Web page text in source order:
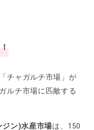
チャガルチ市場」が
ルチ市場に匹敵する
ン)水産市場は、150